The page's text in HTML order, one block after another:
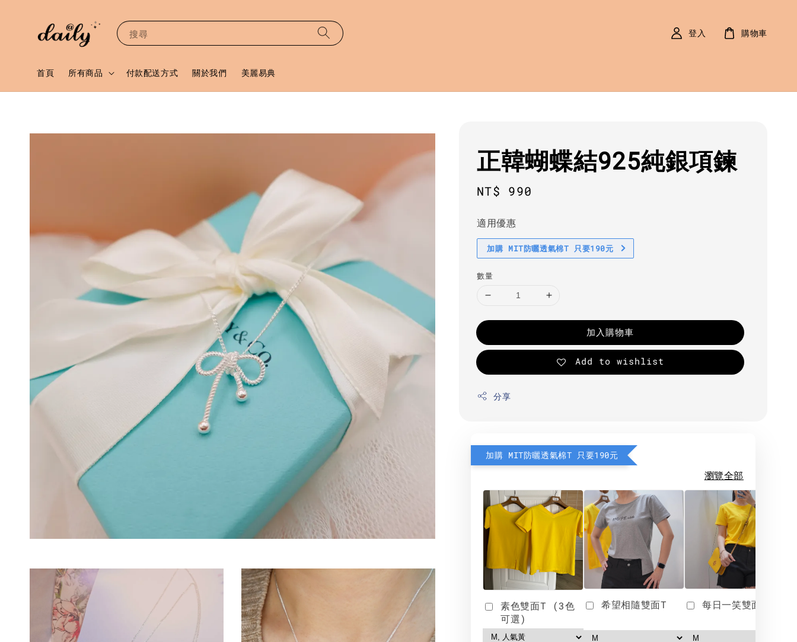
搜尋
首頁 所有商品 付款配送方式 關於我們 美麗易典
登入 購物車
正韓蝴蝶結925純銀項鍊
Regular
NT$ 990
適用優惠
加購 MIT防曬透氣棉T 只要190元
數量
加入購物車
Add to wishlist
分享
加購 MIT防曬透氣棉T 只要190元
瀏覽全部
素色雙面T (3色
可選)
希望相隨雙面T 每日一笑雙面T